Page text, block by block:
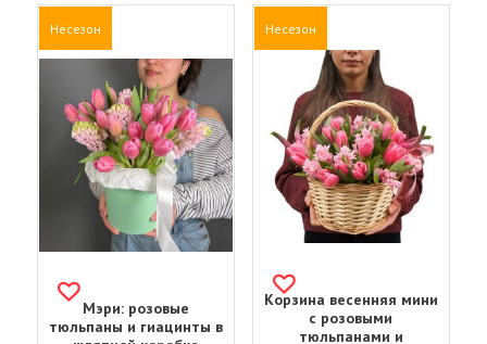
Несезон
Мэри: розовые
тюльпаны и гиацинты в
Несезон
Корзина весенняя мини
с розовыми
тюльпанами и